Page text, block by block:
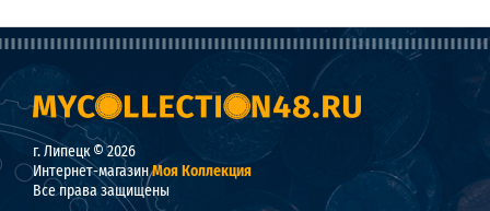
г. Липецк © 2026
Интернет-магазинМоя Коллекция
Все права защищены